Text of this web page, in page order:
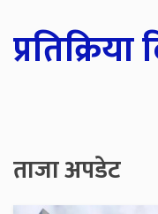
ताजा अपडेट